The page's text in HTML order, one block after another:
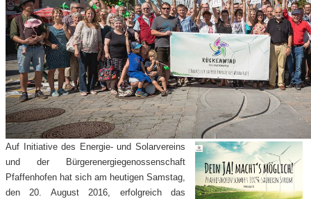
Auf Initiative des Energie- und Solarvereins
und der Bürgerenergiegenossenschaft
Pfaffenhofen hat sich am heutigen Samstag,
den 20. August 2016, erfolgreich das